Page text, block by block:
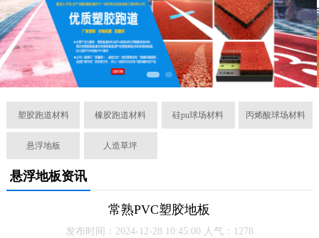
塑胶跑道材料 橡胶跑道材料 硅pu球场材料 丙烯酸球场材料
悬浮地板 人造草坪
悬浮地板资讯
常熟PVC塑胶地板
发布时间：2024-12-28 10:45:00 人气：1278